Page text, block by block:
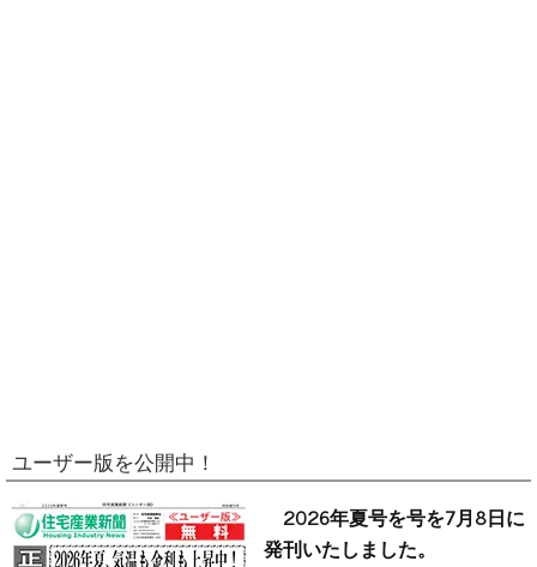
ユーザー版を公開中！
2026年夏号を号を7月8日に
発刊いたしました。